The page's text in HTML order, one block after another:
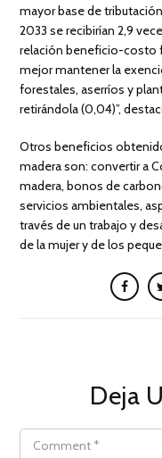
mayor base de
2033 se recibirían 2,9
relación beneficio-costo
mejor mantener la
forestales, aserríos y
retirándola (0,04)”,
Otros beneficios
madera son: convertir a
madera, bonos de
servicios ambientales,
través de un trabajo y
de la mujer y de los
Deja
COMMENT